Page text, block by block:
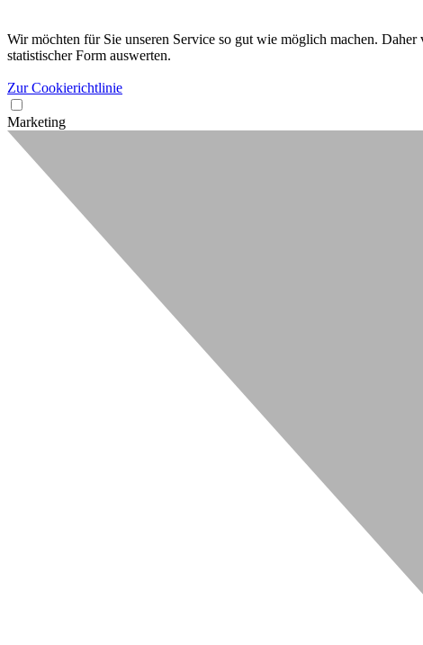
Wir möchten für Sie unseren Service so gut wie möglich machen.
statistischer Form auswerten.
Zur Cookierichtlinie
Marketing